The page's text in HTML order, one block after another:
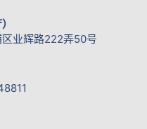
区业辉路222弄50号